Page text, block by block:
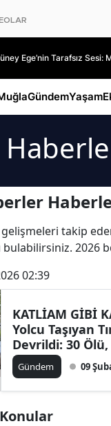
Ege’nin Tarafsız Sesi:
GündemYaşam
takip
2026
02:39
KATLİAM GİBİ
Yolcu Taşıyan
Devrildi: 30 Ölü,
Yaralı
Gündem 09